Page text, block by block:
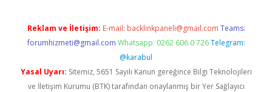
Reklam ve İletişim: E-mail: backlinkpaneli@gmail.com Teams:
forumhizmeti@gmail.com Whatsapp: 0262 606 0 726 Telegram:
@karabul
Yasal Uyarı: Sitemiz, 5651 Sayılı Kanun gereğince Bilgi Teknolojileri
ve İletişim Kurumu (BTK) tarafından onaylanmış bir Yer Sağlayıcı